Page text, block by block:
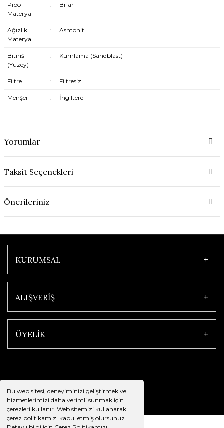
Bu web sitesi, deneyiminizi geliştirmek ve
hizmetlerimizi daha verimli sunmak için
çerezleri kullanır. Web sitemizi kullanarak
çerez politikamızı kabul etmiş olursunuz.
Pipo
Materyal
: Briar
Ağızlık
Materyal
: Ashtonit
Bitiriş
(Yüzey)
: Kumlama (Sandblast)
Filtre : Filtresiz
Menşei : İngiltere
Yorumlar
Taksit Seçenekleri
Önerileriniz
KURUMSAL
ALIŞVERİŞ
ÜYELİK